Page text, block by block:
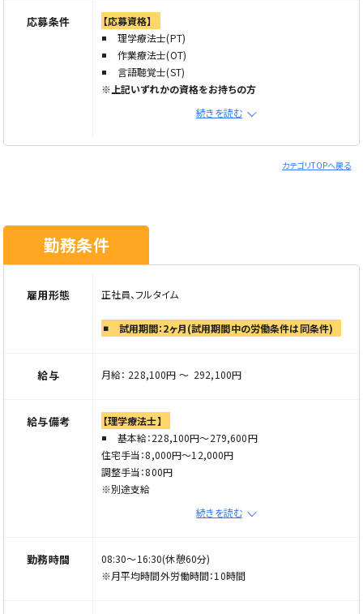
応募条件
【応募資格】
理学療法士(PT)
作業療法士(OT)
言語聴覚士(ST)
※上記いずれかの資格をお持ちの方
※普通自動車運転免許(AT可)必須
※経験5年以上の方優遇
年齢不問
※お気軽にお問い合わせください
※ご応募の際は「Elabel（エラベル）を見た」とお伝えくださ
続きを読む
カテゴリTOPへ戻る
勤務条件
雇用形態 正社員、フルタイム
試用期間：2ヶ月(試用期間中の労働条件は同条件)
給与 月給： 228,100円 〜 292,100円
給与備考
【理学療法士】
基本給：228,100円～279,600円
住宅手当：8,000円～12,000円
調整手当：800円
※別途支給
・家族手当あり(規定あり)
基本給：228,100円～279,600円
住宅手当：8,000円～12,000円
続きを読む
勤務時間
08:30〜16:30(休憩60分)
※月平均時間外労働時間：10時間